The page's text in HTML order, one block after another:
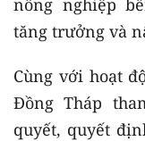
tăng trưởng và
Cùng với hoạt
Đồng Tháp
quyết, quyết